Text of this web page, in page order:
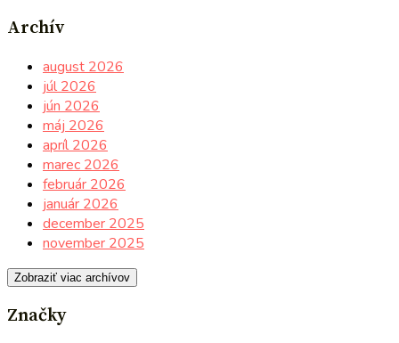
Archív
august 2026
júl 2026
jún 2026
máj 2026
apríl 2026
marec 2026
február 2026
január 2026
december 2025
november 2025
Zobraziť viac archívov
Značky